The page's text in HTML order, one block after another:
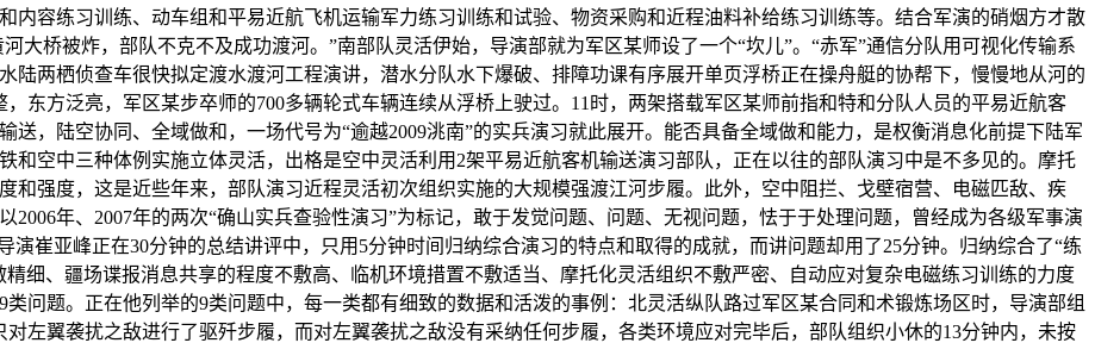
内容练习训练、动车组和平易近航飞机运输军力练习训练和试验、物资采购和近程油料补给练习训练等。结合军演的硝烟方才散
大桥被炸，部队不克不及成功渡河。”南部队灵活伊始，导演部就为军区某师设了一个“坎儿”。“赤军”通信分队用可视化传输系
陆两栖侦查车很快拟定渡水渡河工程演讲，潜水分队水下爆破、排障功课有序展开单页浮桥正在操舟艇的协帮下，慢慢地从河的
东方泛亮，军区某步卒师的700多辆轮式车辆连续从浮桥上驶过。11时，两架搭载军区某师前指和特和分队人员的平易近航客
，陆空协同、全域做和，一场代号为“逾越2009洮南”的实兵演习就此展开。能否具备全域做和能力，是权衡消息化前提下陆军
和空中三种体例实施立体灵活，出格是空中灵活利用2架平易近航客机输送演习部队，正在以往的部队演习中是不多见的。摩托
和强度，这是近些年来，部队演习近程灵活初次组织实施的大规模强渡江河步履。此外，空中阻拦、戈壁宿营、电磁匹敌、疾
年、2007年的两次“确山实兵查验性演习”为标记，敢于发觉问题、问题、无视问题，怯于于处理问题，曾经成为各级军事演
演崔亚峰正在30分钟的总结讲评中，只用5分钟时间归纳综合演习的特点和取得的成就，而讲问题却用了25分钟。归纳综合了“练
细、疆场谍报消息共享的程度不敷高、临机环境措置不敷适当、摩托化灵活组织不敷严密、自动应对复杂电磁练习训练的力度
问题。正在他列举的9类问题中，每一类都有细致的数据和活泼的事例：北灵活纵队路过军区某合同和术锻炼场区时，导演部组
左翼袭扰之敌进行了驱歼步履，而对左翼袭扰之敌没有采纳任何步履，各类环境应对完毕后，部队组织小休的13分钟内，未按